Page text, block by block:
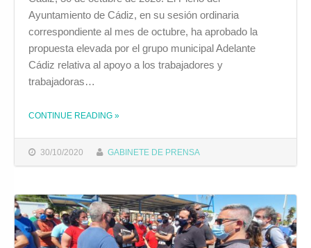
30/10/2020 GABINETE DE PRENSA
Ayuntamiento de Cádiz, en su sesión ordinaria
correspondiente al mes de octubre, ha aprobado la
propuesta elevada por el grupo municipal Adelante
Cádiz relativa al apoyo a los trabajadores y
trabajadoras…
CONTINUE READING THE "EL PLENO APRUEBA APOYAR LAS REIVINDICACIONES DE LOS TRABAJADORES DEL SECTOR DEL METAL"
»